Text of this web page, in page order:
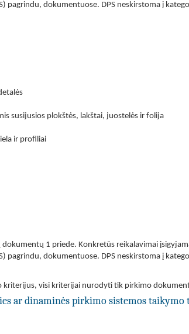
pagrindu, dokumentuose. DPS neskirstoma į
susijusios plokštės, lakštai, juostelės ir folija
ir profiliai
1 priede. Konkretūs reikalavimai
pagrindu, dokumentuose. DPS neskirstoma į
kriterijus, visi kriterijai nurodyti tik pirkimo
ar dinaminės pirkimo sistemos taikymo